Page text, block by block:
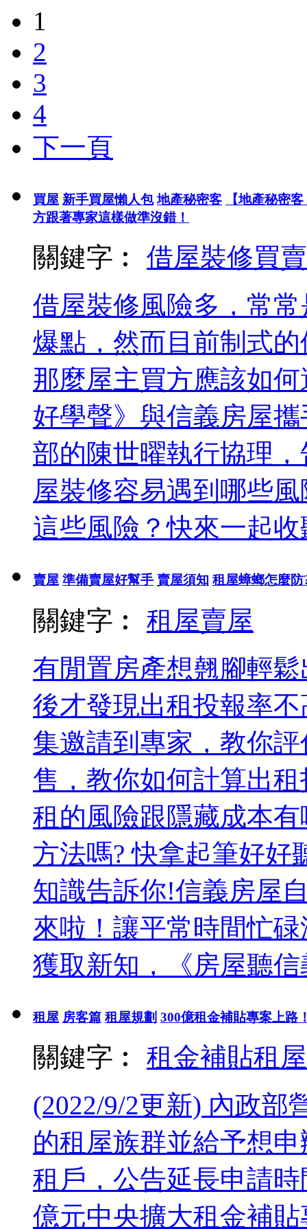
1
2
3
4
下一頁
買屋 新手買屋懶人包 地產秘密客
【地產秘密
方跟著專家這樣做準沒錯！
關鍵字︰ 借屋裝修買賣
借屋裝修風險多，常
爆點，然而目前制式
那麼屋主買方應該如何
好學聲》與信義房屋
部的陳世曜執行協理
屋裝修容易遇到哪些
這些風險？快來一起
賣屋 準備賣屋好幫手 賣屋須知 租屋蟑螂怎麼
關鍵字︰ 租屋賣屋
有閒置房產想翹腳輕
後才發現出租投報率
集邀請到專家，教你
售，教你如何計算出
租的風險跟隱藏成本
方法嗎? 快拿起筆好好
知識告訴你!信義房屋
來啦！讓平常時間忙
獲取新知，《房屋聽信
租屋 房客篇 租屋規劃 300億租金補貼專案上路
關鍵字︰ 租金補貼租屋
(2022/9/2更新) 內政部
的租屋族群並給予想
租戶，公告延長申請
億元中央擴大租金補